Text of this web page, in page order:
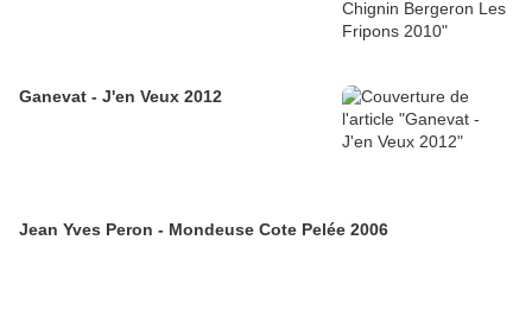
Ganevat - J'en Veux 2012
Jean Yves Peron - Mondeuse Cote Pelée 2006